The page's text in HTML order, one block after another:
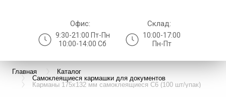
Офис:
9:30-21:00 Пт-Пн
10:00-14:00 Сб
Склад:
10:00-17:00
Пн-Пт
Главная
Каталог
Самоклеящиеся кармашки для документов
Карманы 175х132 мм самоклеящиеся С6 (100 шт/упак)